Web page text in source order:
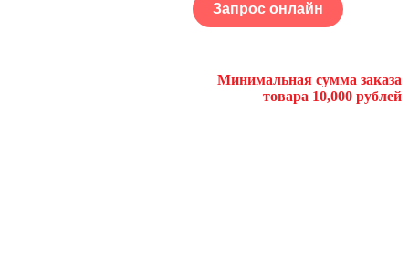
Запрос онлайн
Минимальная сумма заказа
товара 10,000 рублей